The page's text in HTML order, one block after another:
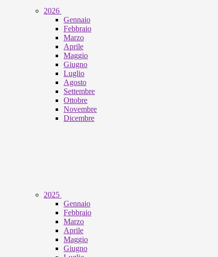
2026
Gennaio
Febbraio
Marzo
Aprile
Maggio
Giugno
Luglio
Agosto
Settembre
Ottobre
Novembre
Dicembre
2025
Gennaio
Febbraio
Marzo
Aprile
Maggio
Giugno